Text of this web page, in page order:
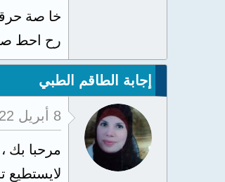
خا صة
رح احط
إجابة الطاقم الطبي
8 أبريل 2022
مرحبا بك